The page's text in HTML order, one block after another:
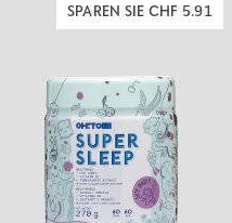
SPAREN SIE CHF 5.91